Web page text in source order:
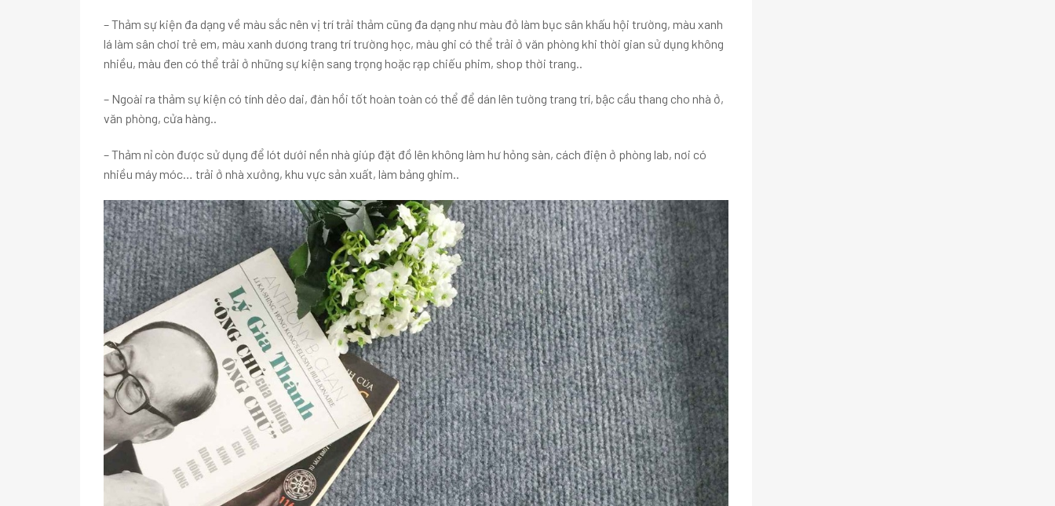
– Thảm sự kiện đa dạng về màu sắc nên vị trí trải thảm cũng đa dạng như màu đỏ làm bục sân khấu hội trường, màu xanh
lá làm sân chơi trẻ em, màu xanh dương trang trí trường học, màu ghi có thể trải ở văn phòng khi thời gian sử dụng không
nhiều, màu đen có thể trải ở những sự kiện sang trọng hoặc rạp chiếu phim, shop thời trang..
– Ngoài ra thảm sự kiện có tính dẻo dai, đàn hồi tốt hoàn toàn có thể để dán lên tường trang trí, bậc cầu thang cho nhà ở,
văn phòng, cửa hàng..
– Thảm nỉ còn được sử dụng để lót dưới nền nhà giúp đặt đồ lên không làm hư hỏng sàn, cách điện ở phòng lab, nơi có
nhiều máy móc… trải ở nhà xưởng, khu vực sản xuất, làm bảng ghim..